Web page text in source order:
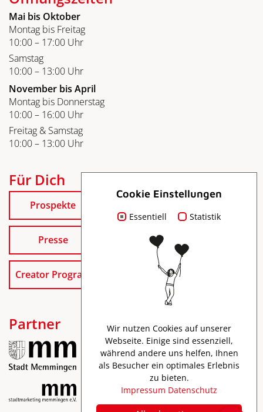
Mai bis Oktober
Montag bis Freitag
10:00 – 17:00 Uhr
Samstag
10:00 – 13:00 Uhr
November bis April
Montag bis Donnerstag
10:00 – 16:00 Uhr
Freitag & Samstag
10:00 – 13:00 Uhr
Für Dich
Prospekte
Presse
Creator Program
Partner
Cookie Einstellungen
Essentiell Statistik
Wir nutzen Cookies auf unserer
Webseite. Einige sind essenziell,
während andere uns helfen, Ihnen
als Besucher ein optimales Erlebnis
zu bieten.
Impressum Datenschutz